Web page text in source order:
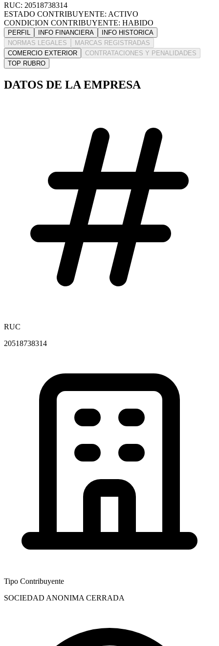
RUC: 20518738314
ESTADO CONTRIBUYENTE: ACTIVO
CONDICION CONTRIBUYENTE: HABIDO
PERFIL INFO FINANCIERA
INFO HISTORICA
NORMAS LEGALES
MARCAS REGISTRADAS
COMERCIO EXTERIOR
CONTRATACIONES Y PENALIDADES
TOP RUBRO
DATOS DE LA EMPRESA
RUC
20518738314
Tipo Contribuyente
SOCIEDAD ANONIMA CERRADA